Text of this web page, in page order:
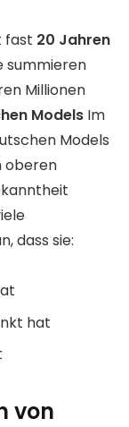
fast 20 Jahren
summieren
Millionen
Models Im
Models
oberen
dass sie:
hat
von